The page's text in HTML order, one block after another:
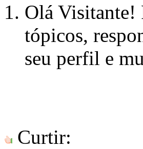
Olá Visitante!
tópicos,
seu perfil e
Curtir: